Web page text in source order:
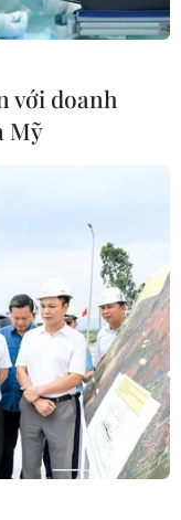
lập tòa án
al-Hariri đề
những đối tượng
ở cảng Beirut
với doanh
Mỹ